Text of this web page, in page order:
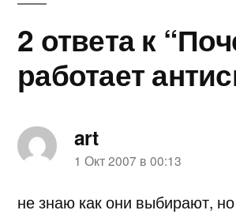
2 ответа к
работает
art
пишет:
1 Окт 2007 в 00:13
не знаю как они выбирают,